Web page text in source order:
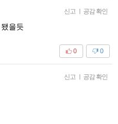
신고 | 공감 확인
을듯
0
0
신고 | 공감 확인